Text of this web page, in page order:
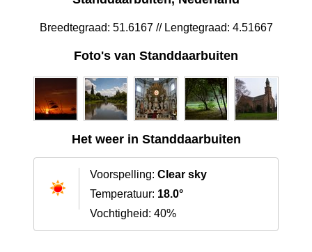
Breedtegraad: 51.6167 // Lengtegraad: 4.51667
Foto's van Standdaarbuiten
Het weer in Standdaarbuiten
Voorspelling: Clear sky
Temperatuur: 18.0°
Vochtigheid: 40%